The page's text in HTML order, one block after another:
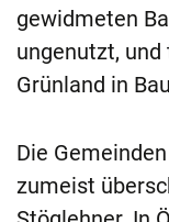
gewidmeten
ungenutzt,
Grünland in
Die
zumeist